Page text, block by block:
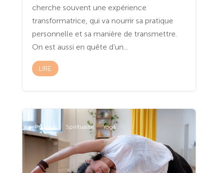
cherche souvent une expérience
transformatrice, qui va nourrir sa pratique
personnelle et sa manière de transmettre.
On est aussi en quête d’un...
LIRE
Pratique Spiritualité Yoga